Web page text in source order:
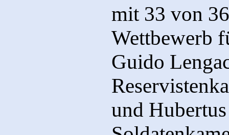
mit 33 von
Wettbewerb
Guido
und